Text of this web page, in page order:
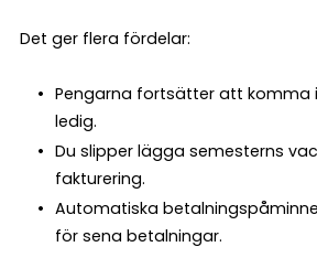
Det ger flera fördelar:
Pengarna fortsätter att komma
ledig.
Du slipper lägga semesterns
fakturering.
Automatiska
för sena betalningar.